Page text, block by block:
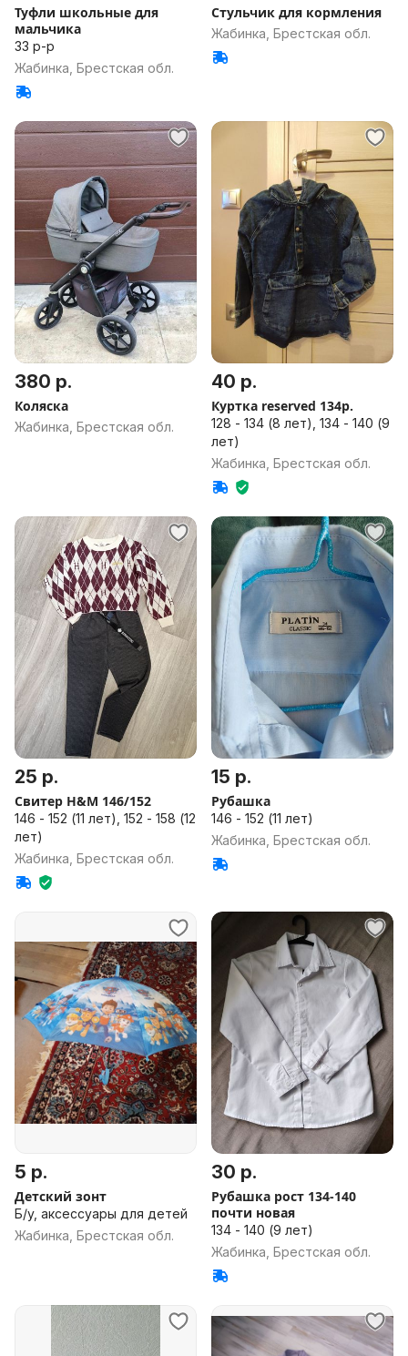
Туфли школьные для
мальчика
33 р-р
Жабинка, Брестская обл.
Стульчик для кормления
Жабинка, Брестская обл.
380 р.
Коляска
Жабинка, Брестская обл.
40 р.
Куртка reserved 134р.
128 - 134 (8 лет), 134 - 140 (9
лет)
Жабинка, Брестская обл.
25 р.
Свитер H&M 146/152
146 - 152 (11 лет), 152 - 158 (12
лет)
Жабинка, Брестская обл.
15 р.
Рубашка
146 - 152 (11 лет)
Жабинка, Брестская обл.
5 р.
Детский зонт
Б/у, аксессуары для детей
Жабинка, Брестская обл.
30 р.
Рубашка рост 134-140
почти новая
134 - 140 (9 лет)
Жабинка, Брестская обл.